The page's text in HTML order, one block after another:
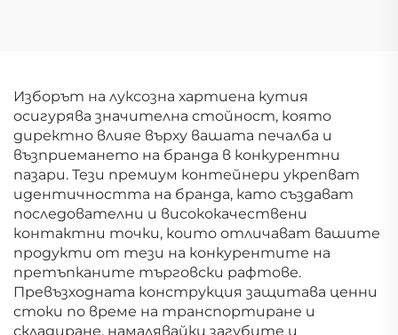
за супермаркети
листовка
Изборът на луксозна хартиена кутия
осигурява значителна стойност, която
директно влияе върху вашата печалба и
възприемането на бранда в конкурентни
пазари. Тези премиум контейнери укрепват
идентичността на бранда, като създават
последователни и висококачествени
контактни точки, които отличават вашите
продукти от тези на конкурентите на
претъпканите търговски рафтове.
Превъзходната конструкция защитава ценни
стоки по време на транспортиране и
складиране, намалявайки загубите и